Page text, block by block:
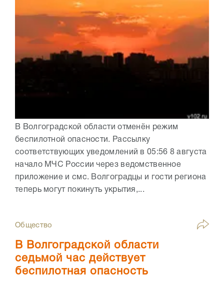
В Волгоградской области отменён режим
беспилотной опасности. Рассылку
соответствующих уведомлений в 05:56 8 августа
начало МЧС России через ведомственное
приложение и смс. Волгоградцы и гости региона
теперь могут покинуть укрытия,...
Общество
В Волгоградской области
седьмой час действует
беспилотная опасность